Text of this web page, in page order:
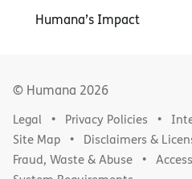
Humana’s Impact
© Humana 2026
Legal Privacy Policies
Site Map
Disclaimers &
Fraud, Waste & Abuse